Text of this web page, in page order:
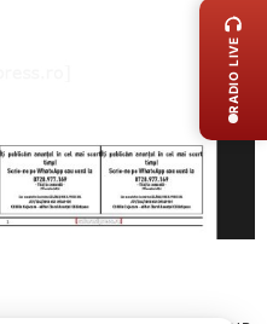
RADIO LIVE